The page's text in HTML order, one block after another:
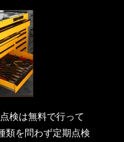
検は無料で行って
類を問わず定期点検